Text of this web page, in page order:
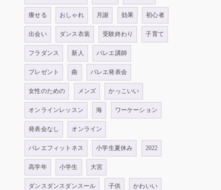
痩せる おしゃれ 月謝 効果 初心者
出会い ダンス衣装 受験終わり 子育て
フラダンス 新人 バレエ講師
プレゼント 曲 バレエ発表会
女性のための メンズ かっこいい
オンラインレッスン 海 ワーケーション
発表会なし オンライン
バレエフィットネス 小学生夏休み 2022
高学年 小学生 大宮
ダンスダンスダンスール 子供 かわいい